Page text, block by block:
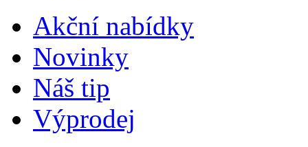
Akční nabídky
Novinky
Náš tip
Výprodej